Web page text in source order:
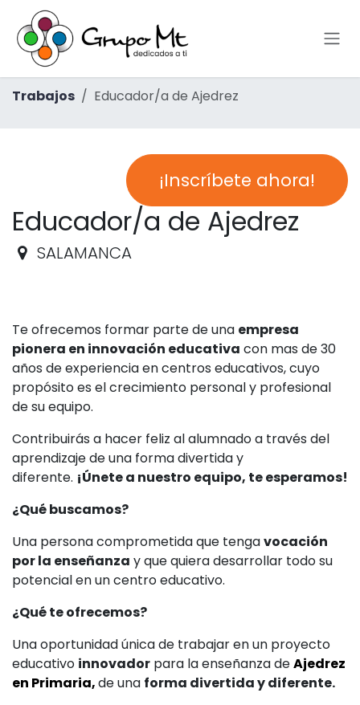
Ir al contenido
Trabajos Educador/a de Ajedrez
¡Inscríbete ahora!
Educador/a de Ajedrez
SALAMANCA
Te ofrecemos formar parte de una empresa
pionera en innovación educativa con mas de 30
años de experiencia en centros educativos, cuyo
propósito es el crecimiento personal y profesional
de su equipo.
Contribuirás a hacer feliz al alumnado a través del
aprendizaje de una forma divertida y
diferente. ¡Únete a nuestro equipo, te esperamos!
¿Qué buscamos?
Una persona comprometida que tengavocación
por la enseñanza y que quiera desarrollar todo su
potencial en un centro educativo.
¿Qué te ofrecemos?
Una oportunidad única de trabajar en un proyecto
educativo innovador para la enseñanza deAjedrez
en Primaria,de una forma divertida y diferente.